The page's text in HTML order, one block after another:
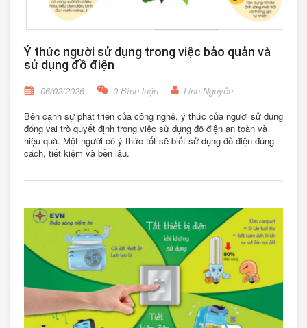
Ý thức người sử dụng trong việc bảo quản và
sử dụng đồ điện
06/02/2026 0 Bình luận
Linh Nguyễn
Bên cạnh sự phát triển của công nghệ, ý thức của người sử dụng
đóng vai trò quyết định trong việc sử dụng đồ điện an toàn và
hiệu quả. Một người có ý thức tốt sẽ biết sử dụng đồ điện đúng
cách, tiết kiệm và bền lâu.